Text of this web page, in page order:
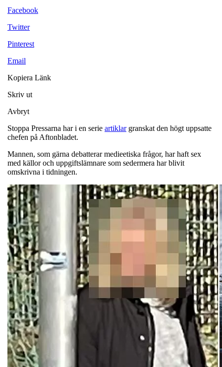
Facebook
Twitter
Pinterest
Email
Kopiera Länk
Skriv ut
Avbryt
Stoppa Pressarna har i en serie artiklargranskat den högt uppsatte
chefen på Aftonbladet.
Mannen, som gärna debatterar medieetiska frågor, har haft sex
med källor och uppgiftslämnare som sedermera har blivit
omskrivna i tidningen.